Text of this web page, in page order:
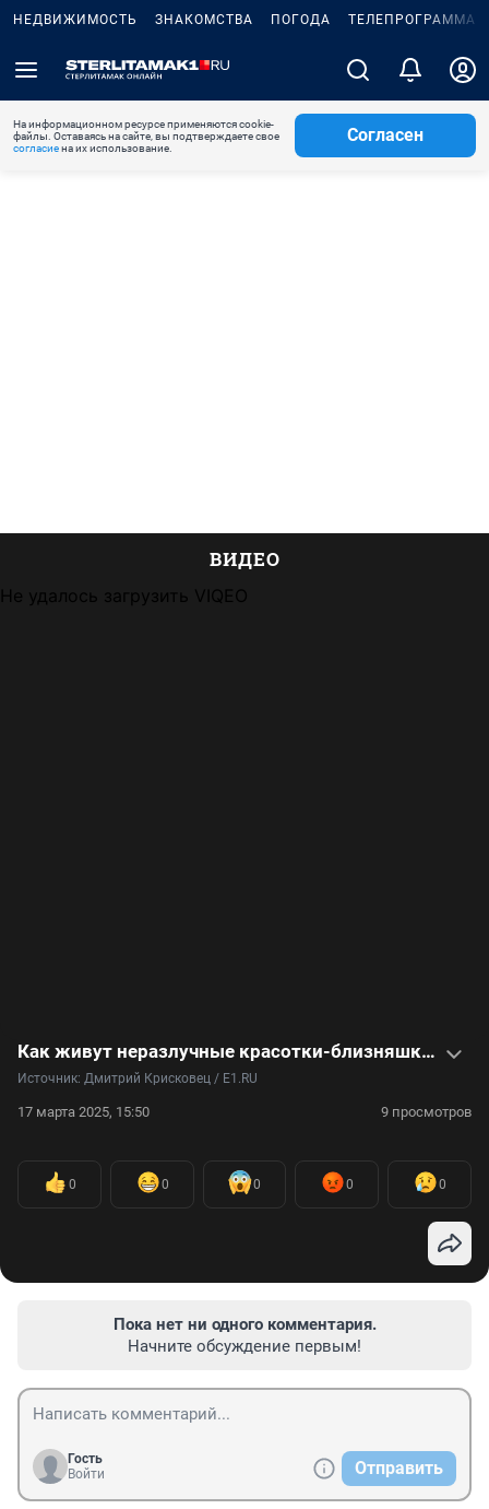
НЕДВИЖИМОСТЬ ЗНАКОМСТВА ПОГОДА ТЕЛЕПРОГРАММА
На информационном ресурсе применяются cookie-
файлы. Оставаясь на сайте, вы подтверждаете свое
согласиена их использование.
Согласен
ВИДЕО
Не удалось загрузить VIQEO
Как живут неразлучные красотки-близняшки, которые ухаживают за недоношенными малышами. Видео
Источник: Дмитрий Крисковец / E1.RU
17 марта 2025, 15:50 9 просмотров
0 0 0 0 0
Пока нет ни одного комментария.
Начните обсуждение первым!
Гость
Войти
Отправить